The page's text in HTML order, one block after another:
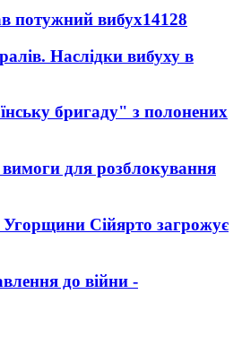
потужний вибух14128
Наслідки вибуху в
бригаду" з полонених
для розблокування
Сійярто загрожує
до війни -